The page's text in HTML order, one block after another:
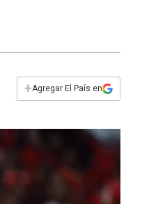
+Agregar El País en